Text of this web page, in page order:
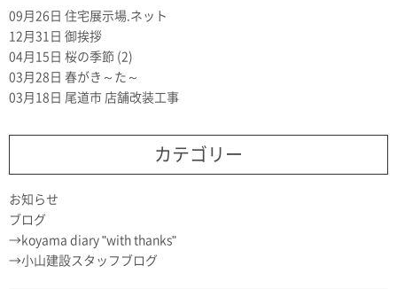
09月26日 住宅展示場.ネット
12月31日 御挨拶
04月15日 桜の季節 (2)
03月28日 春がき～た～
03月18日 尾道市 店舗改装工事
カテゴリー
お知らせ
ブログ
koyama diary "with thanks"
小山建設スタッフブログ